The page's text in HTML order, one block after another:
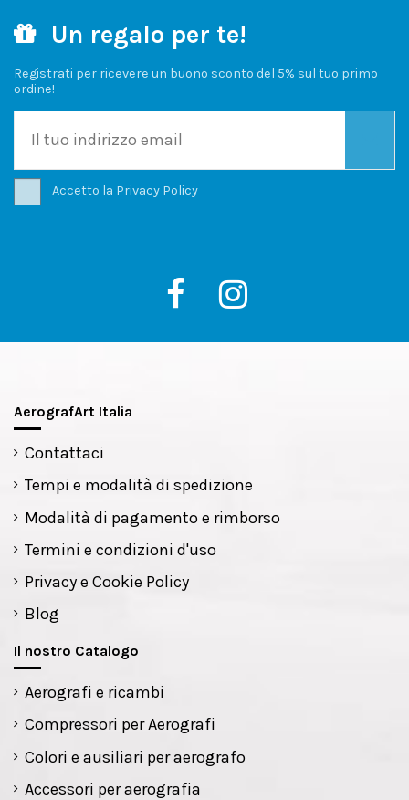
Un regalo per te!
Registrati per ricevere un buono sconto del 5% sul tuo primo
ordine!
Accetto la Privacy Policy
AerografArt Italia
Contattaci
Tempi e modalità di spedizione
Modalità di pagamento e rimborso
Termini e condizioni d'uso
Privacy e Cookie Policy
Blog
Il nostro Catalogo
Aerografi e ricambi
Compressori per Aerografi
Colori e ausiliari per aerografo
Accessori per aerografia